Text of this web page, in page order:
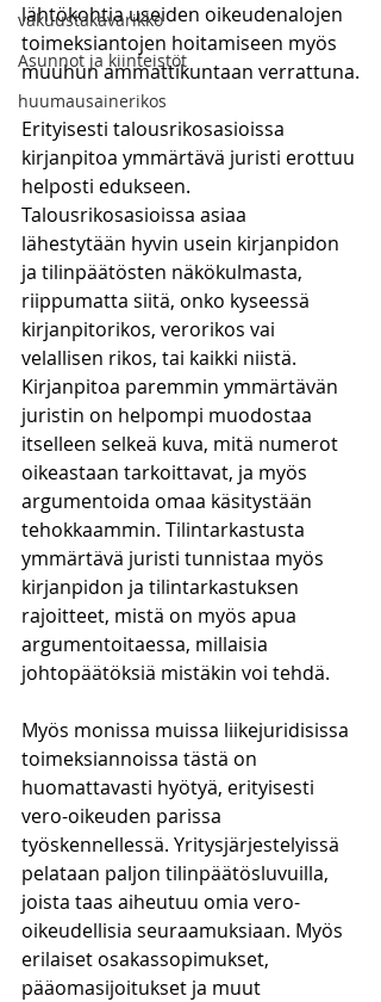
vakuustakavarikko
Asunnot ja kiinteistöt
huumausainerikos
lähtökohtia useiden oikeudenalojen
toimeksiantojen hoitamiseen myös
muuhun ammattikuntaan verrattuna.
Erityisesti talousrikosasioissa
kirjanpitoa ymmärtävä juristi erottuu
helposti edukseen.
Talousrikosasioissa asiaa
lähestytään hyvin usein kirjanpidon
ja tilinpäätösten näkökulmasta,
riippumatta siitä, onko kyseessä
kirjanpitorikos, verorikos vai
velallisen rikos, tai kaikki niistä.
Kirjanpitoa paremmin ymmärtävän
juristin on helpompi muodostaa
itselleen selkeä kuva, mitä numerot
oikeastaan tarkoittavat, ja myös
argumentoida omaa käsitystään
tehokkaammin. Tilintarkastusta
ymmärtävä juristi tunnistaa myös
kirjanpidon ja tilintarkastuksen
rajoitteet, mistä on myös apua
argumentoitaessa, millaisia
johtopäätöksiä mistäkin voi tehdä.
Myös monissa muissa liikejuridisissa
toimeksiannoissa tästä on
huomattavasti hyötyä, erityisesti
vero-oikeuden parissa
työskennellessä. Yritysjärjestelyissä
pelataan paljon tilinpäätösluvuilla,
joista taas aiheutuu omia vero-
oikeudellisia seuraamuksiaan. Myös
erilaiset osakassopimukset,
pääomasijoitukset ja muut